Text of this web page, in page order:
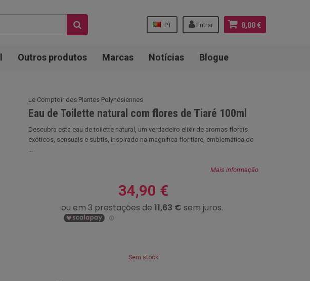
0,00 €
Entrar
PT
Outros produtos Marcas Notícias Blogue
Le Comptoir des Plantes Polynésiennes
Eau de Toilette natural com flores de Tiaré 100ml
Descubra esta eau de toilette natural, um verdadeiro elixir de aromas florais
exóticos, sensuais e subtis, inspirado na magnífica flor tiare, emblemática do
...
Mais informação
34,90 €
Sem stock